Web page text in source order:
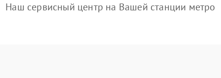
Наш сервисный центр на Вашей станции метро